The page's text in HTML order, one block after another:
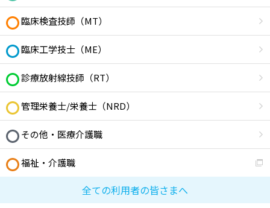
臨床検査技師（MT）
臨床工学技士（ME）
診療放射線技師（RT）
管理栄養士/栄養士（NRD）
その他・医療介護職
福祉・介護職
全ての利用者の皆さまへ